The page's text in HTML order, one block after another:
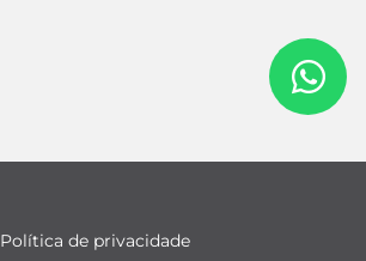
Política de privacidade